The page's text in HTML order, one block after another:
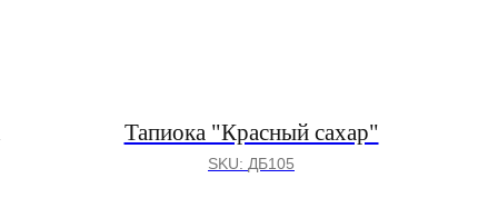
Тапиока "Красный сахар"
SKU: ДБ105